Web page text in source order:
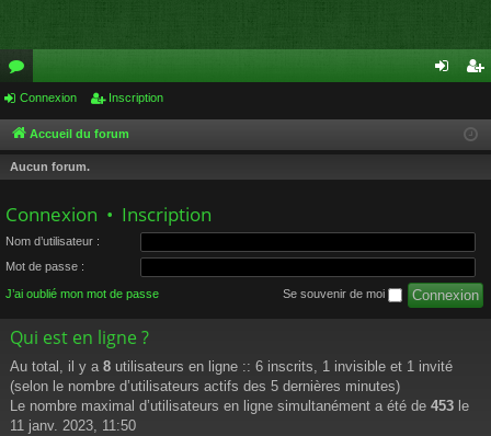
or
u
m
cri
Connexion Inscription
Accueil du forum
Aucun forum.
Connexion • Inscription
Nom d’utilisateur :
Mot de passe :
J’ai oublié mon mot de passe Se souvenir de moi
Qui est en ligne ?
Au total, il y a 8 utilisateurs en ligne :: 6 inscrits, 1 invisible et 1 invité
(selon le nombre d’utilisateurs actifs des 5 dernières minutes)
Le nombre maximal d’utilisateurs en ligne simultanément a été de 453 le
11 janv. 2023, 11:50